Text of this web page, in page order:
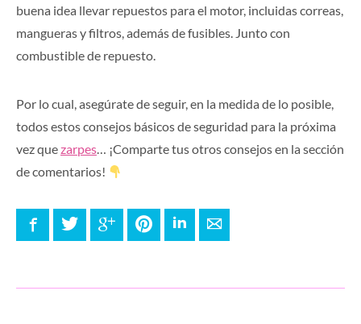
buena idea llevar repuestos para el motor, incluidas correas,
mangueras y filtros, además de fusibles. Junto con
combustible de repuesto.
Por lo cual, asegúrate de seguir, en la medida de lo posible,
todos estos consejos básicos de seguridad para la próxima
vez quezarpes… ¡Comparte tus otros consejos en la sección
de comentarios!
FacebookTwitter Google+ PinterestLinkedInE-mail